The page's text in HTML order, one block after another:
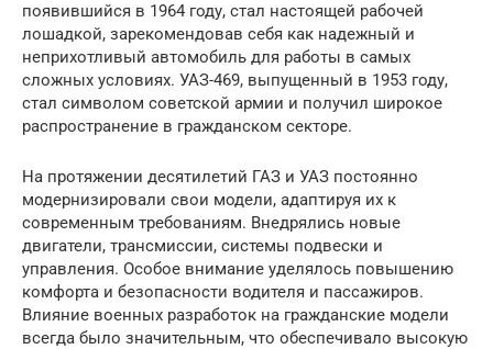
появившийся в 1964 году, стал настоящей рабочей
лошадкой, зарекомендовав себя как надежный и
неприхотливый автомобиль для работы в самых
сложных условиях. УАЗ-469, выпущенный в 1953 году,
стал символом советской армии и получил широкое
распространение в гражданском секторе.
На протяжении десятилетий ГАЗ и УАЗ постоянно
модернизировали свои модели, адаптируя их к
современным требованиям. Внедрялись новые
двигатели, трансмиссии, системы подвески и
управления. Особое внимание уделялось повышению
комфорта и безопасности водителя и пассажиров.
Влияние военных разработок на гражданские модели
всегда было значительным, что обеспечивало высокую